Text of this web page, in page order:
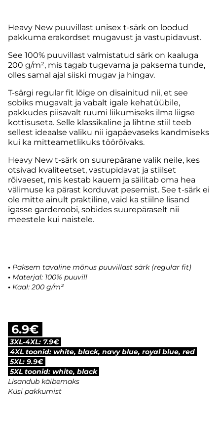
Heavy New puuvillast unisex t-särk on loodud
pakkuma erakordset mugavust ja vastupidavust.
See 100% puuvillast valmistatud särk on kaaluga
200 g/m², mis tagab tugevama ja paksema tunde,
olles samal ajal siiski mugav ja hingav.
T-särgi regular fit lõige on disainitud nii, et see
sobiks mugavalt ja vabalt igale kehatüübile,
pakkudes piisavalt ruumi liikumiseks ilma liigse
kottisuseta. Selle klassikaline ja lihtne stiil teeb
sellest ideaalse valiku nii igapäevaseks kandmiseks
kui ka mitteametlikuks töörõivaks.
Heavy New t-särk on suurepärane valik neile, kes
otsivad kvaliteetset, vastupidavat ja stiilset
rõivaeset, mis kestab kauem ja säilitab oma hea
välimuse ka pärast korduvat pesemist. See t-särk ei
ole mitte ainult praktiline, vaid ka stiilne lisand
igasse garderoobi, sobides suurepäraselt nii
meestele kui naistele.
• Paksem tavaline mõnus puuvillast särk (regular fit)
• Materjal: 100% puuvill
• Kaal: 200 g/m²
6.9€
3XL-4XL: 7.9€
4XL toonid: white, black, navy blue, royal blue, red
5XL: 9.9€
5XL toonid: white, black
Lisandub käibemaks
Küsi pakkumist